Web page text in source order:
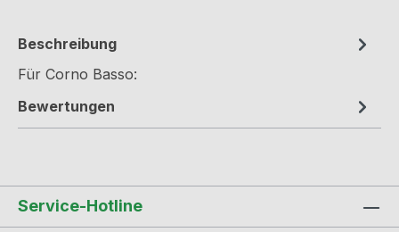
Beschreibung
Für Corno Basso:
Bewertungen
Service-Hotline